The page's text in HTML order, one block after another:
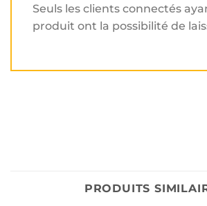
Seuls les clients connectés
produit ont la possibilité de
PRODUITS